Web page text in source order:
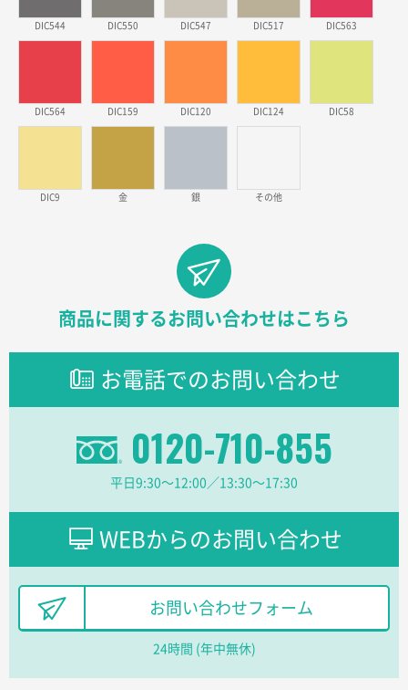
ワンポイントポリ袋 A4サイズ
1000枚
東京都のお客様
【オーダー商品】特別ご注文ページ04
2026年02月17日 12:18
柔軟かつスピーディーに対応してくれたため
2026年02月16日 14:47
大阪府F社様
2026年02月13日 22:10
レスタスさんでは以前、自社封筒を製作していただき
ました早く、安く、丁寧につくられているので安心し
長野県R社様
2026年02月09日 14:27
DIC544 DIC550 DIC547 DIC517 DIC563
DIC564 DIC159 DIC120 DIC124 DIC58
DIC9 金 銀 その他
商品に関するお問い合わせはこちら
お電話でのお問い合わせ
0120-710-855
平日9:30〜12:00／13:30〜17:30
WEBからのお問い合わせ
お問い合わせフォーム
24時間 (年中無休)